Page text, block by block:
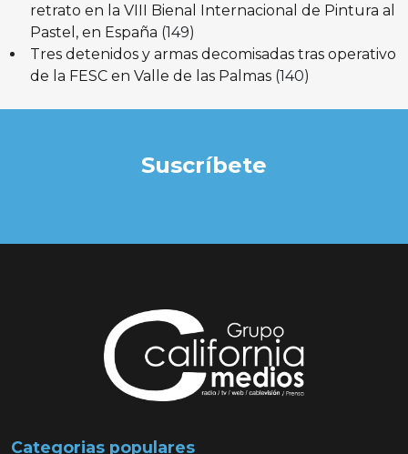
retrato en la VIII Bienal Internacional de Pintura al
Pastel, en España (149)
Tres detenidos y armas decomisadas tras operativo
de la FESC en Valle de las Palmas (140)
Suscríbete
Categorias populares